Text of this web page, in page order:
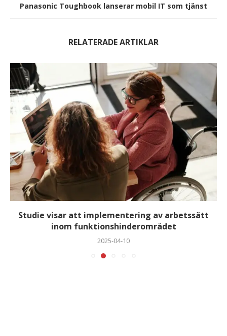
Panasonic Toughbook lanserar mobil IT som tjänst
RELATERADE ARTIKLAR
Studie visar att implementering av arbetssätt
inom funktionshinderområdet
2025-04-10